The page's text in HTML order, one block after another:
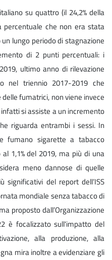
su quattro (il 24,2% della
percentuale che non era stata
lungo periodo di stagnazione
di 2 punti percentuali: i
ultimo anno di rilevazione
nel triennio 2017-2019 che
fumatrici, non viene invece
si assiste a un incremento
riguarda entrambi i sessi. In
fumano sigarette a tabacco
1,1% del 2019, ma più di una
meno dannose di quelle
significativi del report dell’ISS
mondiale senza tabacco di
proposto dall’Organizzazione
è focalizzato sull'impatto del
alla produzione, alla
mira inoltre a evidenziare gli